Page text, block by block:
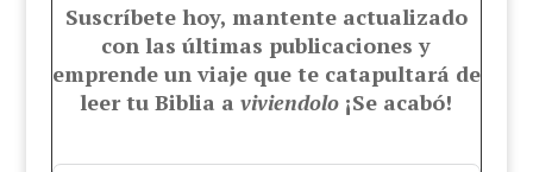
Suscríbete hoy, mantente actualizado
con las últimas publicaciones y
emprende un viaje que te catapultará de
leer tu Biblia aviviendolo ¡Se acabó!